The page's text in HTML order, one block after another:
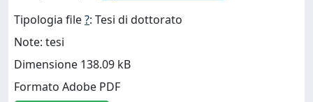
Tipologia file?: Tesi di dottorato
Note: tesi
Dimensione 138.09 kB
Formato Adobe PDF